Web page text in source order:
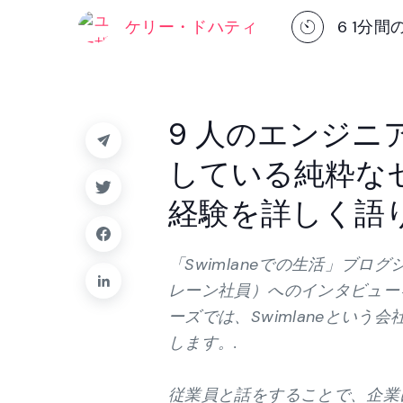
トフォーム。.
ケリー・ドハティ 6 1分間
9 人のエンジニ
している純粋な
経験を詳しく語
「Swimlaneでの生活」ブロ
レーン社員）へのインタビュ
ーズでは、Swimlaneという会
します。.
従業員と話をすることで、企